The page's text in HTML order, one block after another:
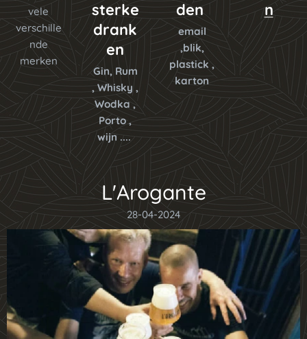
vele
verschille
nde
merken
sterke
drank
en
Gin, Rum
, Whisky ,
Wodka ,
Porto ,
wijn ....
den
email
,blik,
plastick ,
karton
n
L'Arogante
28-04-2024